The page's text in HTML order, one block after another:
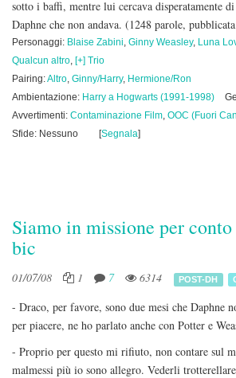
sotto i baffi, mentre lui cercava disperatamente di
Daphne che non andava. (1248 parole,
Personaggi: Blaise Zabini, Ginny Weasley, Luna
Qualcun altro, [+] Trio
Pairing:Altro, Ginny/Harry, Hermione/Ron
Ambientazione: Harry a Hogwarts (1991-1998)
Avvertimenti: Contaminazione Film, OOC (Fuori
Sfide: Nessuno
[Segnala]
Siamo in missione per
bic
01/07/08 1 7 6314 POST-DH
- Draco, per favore, sono due mesi che Daphne
per piacere, ne ho parlato anche con Potter e
- Proprio per questo mi rifiuto, non contare sul
malmessi più io sono allegro. Vederli